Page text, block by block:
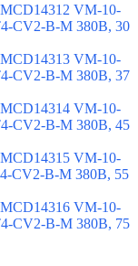
VM-10-
CV2-B-M 380В, 30
VM-10-
CV2-B-M 380В, 37
VM-10-
CV2-B-M 380В, 45
VM-10-
CV2-B-M 380В, 55
VM-10-
CV2-B-M 380В, 75